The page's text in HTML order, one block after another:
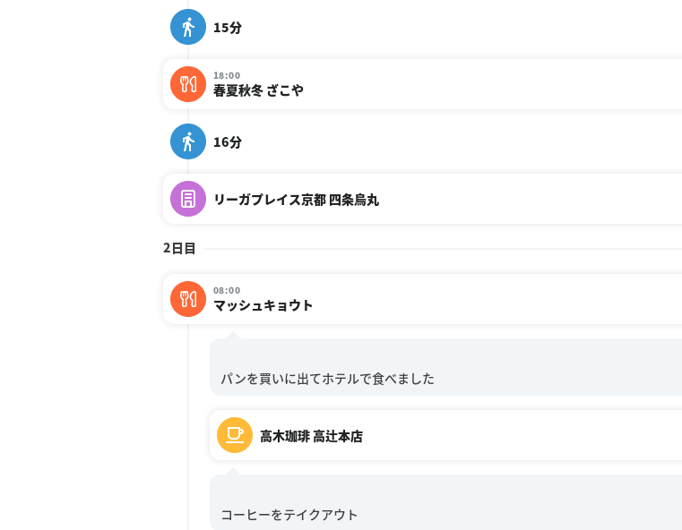
15分
18:00
春夏秋冬 ざこや
16分
リーガプレイス京都 四条烏丸
2日目
08:00
マッシュキョウト
高木珈琲 高辻本店